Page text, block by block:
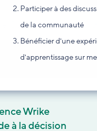
Participer à des
de la communauté
Bénéficier d'une
d'apprentissage sur
Wrike
à la décision